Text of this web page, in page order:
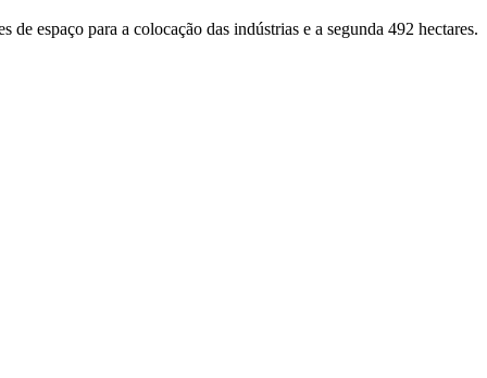
espaço para a colocação das indústrias e a segunda 492 hectares.